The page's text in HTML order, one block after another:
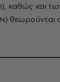
καθώς και
θεωρούνται